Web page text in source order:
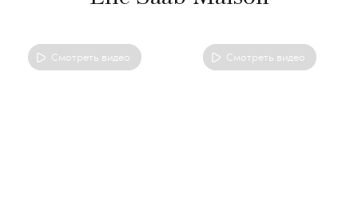
Смотреть видео Смотреть видео